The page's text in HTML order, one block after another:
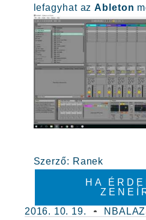
lefagyhat azAbleton
Szerző: Ranek
HA
2016. 10. 19.